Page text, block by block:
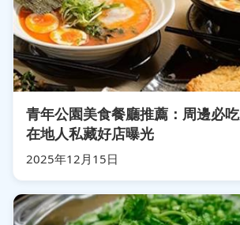
青年公園美食餐廳推薦：周邊必
在地人私藏好店曝光
2025年12月15日